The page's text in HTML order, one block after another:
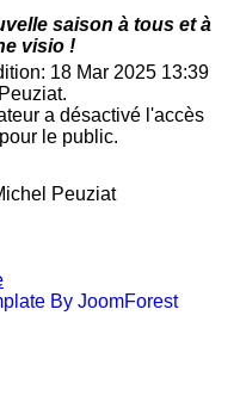
saison à tous et à
visio !
18 Mar 2025 13:39
.
a désactivé l'accès
le public.
Peuziat
By JoomForest